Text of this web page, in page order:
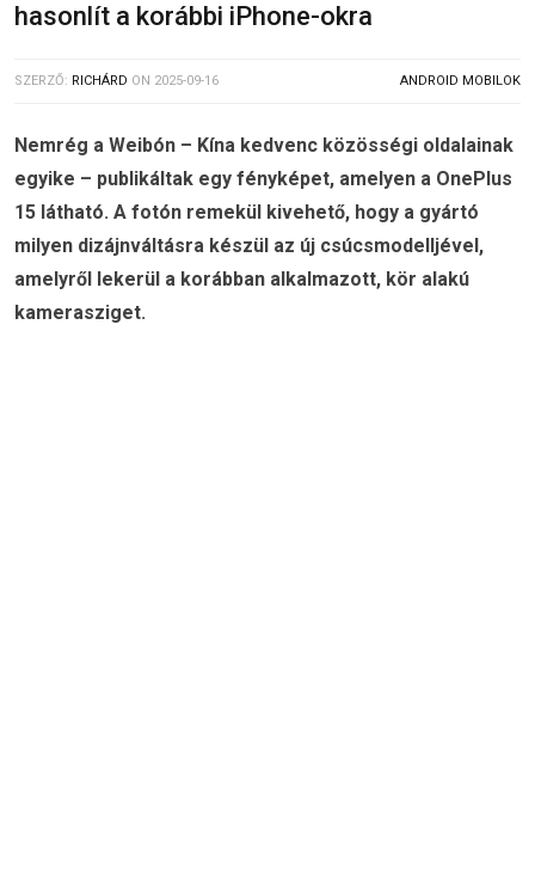
hasonlít a korábbi iPhone-okra
SZERZŐ: RICHÁRD ON 2025-09-16 ANDROID MOBILOK
Nemrég a Weibón – Kína kedvenc közösségi oldalainak
egyike – publikáltak egy fényképet, amelyen a OnePlus
15 látható. A fotón remekül kivehető, hogy a gyártó
milyen dizájnváltásra készül az új csúcsmodelljével,
amelyről lekerül a korábban alkalmazott, kör alakú
kamerasziget.